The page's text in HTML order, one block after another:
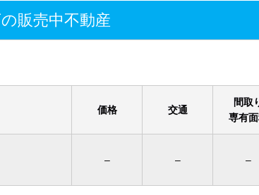
販売中不動産
価格 交通
間取
専有
– – –